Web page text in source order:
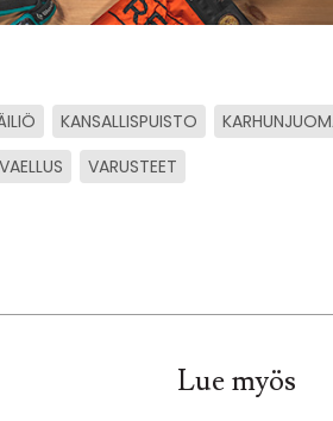
KANSALLISPUISTO
VAELLUS VARUSTEET
Lue myös